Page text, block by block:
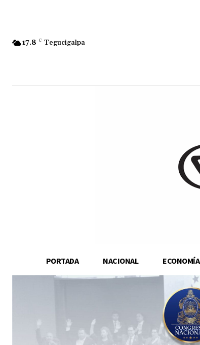
17.8 C Tegucigalpa
PORTADA NACIONAL ECONOMÍA